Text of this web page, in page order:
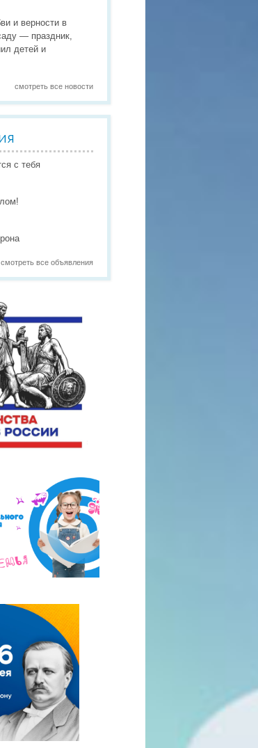
и уходу
и верности в
— праздник,
детей и
смотреть все новости
с тебя
смотреть все объявления